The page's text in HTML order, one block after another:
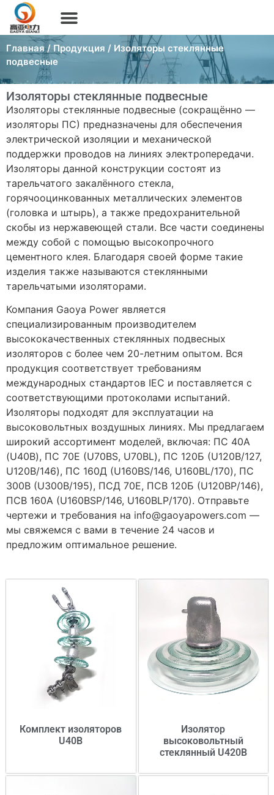
Главная/ Продукция / Изоляторы стеклянные
подвесные
Изоляторы стеклянные подвесные
Изоляторы стеклянные подвесные (сокращённо —
изоляторы ПС) предназначены для обеспечения
электрической изоляции и механической
поддержки проводов на линиях электропередачи.
Изоляторы данной конструкции состоят из
тарельчатого закалённого стекла,
горячооцинкованных металлических элементов
(головка и штырь), а также предохранительной
скобы из нержавеющей стали. Все части соединены
между собой с помощью высокопрочного
цементного клея. Благодаря своей форме такие
изделия также называются стеклянными
тарельчатыми изоляторами.
Компания Gaoya Power является
специализированным производителем
высококачественных стеклянных подвесных
изоляторов с более чем 20-летним опытом. Вся
продукция соответствует требованиям
международных стандартов IEC и поставляется с
соответствующими протоколами испытаний.
Изоляторы подходят для эксплуатации на
высоковольтных воздушных линиях. Мы предлагаем
широкий ассортимент моделей, включая: ПС 40А
(U40B), ПС 70Е (U70BS, U70BL), ПС 120Б (U120B/127,
U120B/146), ПС 160Д (U160BS/146, U160BL/170), ПС
300В (U300B/195), ПСД 70Е, ПСВ 120Б (U120BP/146),
ПСВ 160А (U160BSP/146, U160BLP/170). Отправьте
чертежи и требования на info@gaoyapowers.com —
мы свяжемся с вами в течение 24 часов и
предложим оптимальное решение.
Комплект изоляторов
U40B
Изолятор
высоковольтный
стеклянный U420B